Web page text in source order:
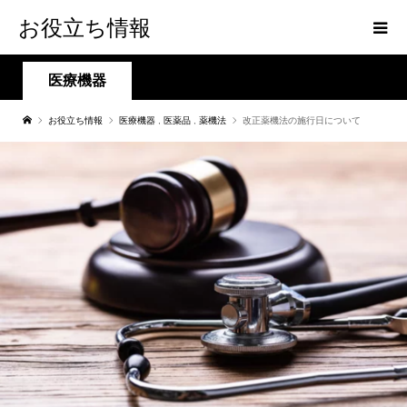
お役立ち情報
医療機器
お役立ち情報 医療機器 医薬品 薬機法 改正薬機法の施行日について